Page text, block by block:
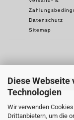
Diese Webseite
Technologien
Wir verwenden
Drittanbietern, um die
Datenschutz
Sitemap
Vertrag widerrufen